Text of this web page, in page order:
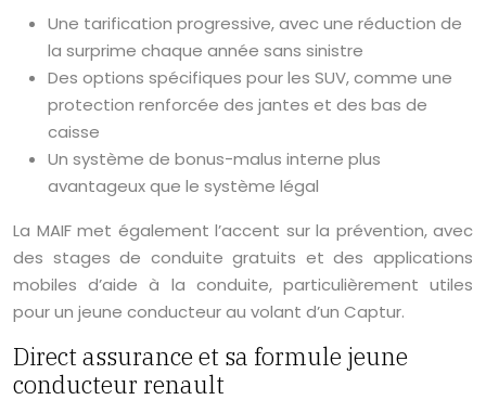
Une tarification progressive, avec une réduction de
la surprime chaque année sans sinistre
Des options spécifiques pour les SUV, comme une
protection renforcée des jantes et des bas de
caisse
Un système de bonus-malus interne plus
avantageux que le système légal
La MAIF met également l’accent sur la prévention, avec
des stages de conduite gratuits et des applications
mobiles d’aide à la conduite, particulièrement utiles
pour un jeune conducteur au volant d’un Captur.
Direct assurance et sa formule jeune
conducteur renault